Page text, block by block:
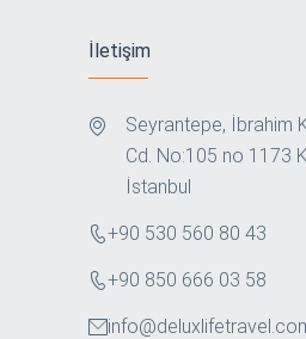
İletişim
Seyrantepe, İbrahim
Cd. No:105 no 1173
İstanbul
+90 530 560 80 43
+90 850 666 03 58